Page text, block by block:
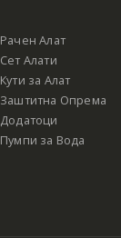
Рачен Алат
Сет Алати
Кути за Алат
Заштитна Опрема
Додатоци
Пумпи за Вода